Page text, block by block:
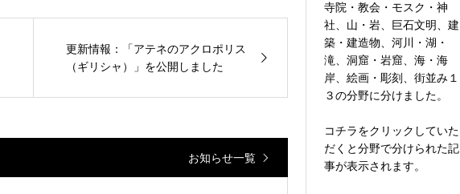
更新情報：「アテネのアクロポリス
（ギリシャ）」を公開しました
お知らせ一覧
寺院・教会・モスク・神
社、山・岩、巨石文明、建
築・建造物、河川・湖・
滝、洞窟・岩窟、海・海
岸、絵画・彫刻、街並み１
３の分野に分けました。
コチラをクリックしていた
だくと分野で分けられた記
事が表示されます。